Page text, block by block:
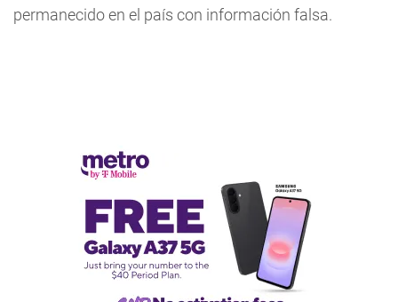
permanecido en el país con información falsa.